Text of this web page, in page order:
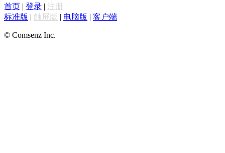
首页 | 登录 | 注册
标准版 | 触屏版 | 电脑版 | 客户端
© Comsenz Inc.